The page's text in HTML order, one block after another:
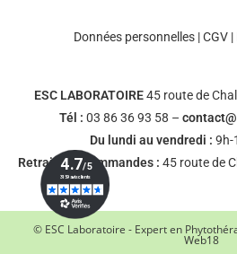
Données personnelles|CGV|
ESC LABORATOIRE45 route de
Tél : 03 86 36 93 58 –
Du lundi au vendredi : 9h-
Retrait des commandes :45 route de
© ESC Laboratoire - Expert en
Web18